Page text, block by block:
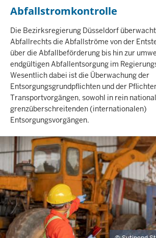
Abfallstromkontrolle
I
N
H
A
L
T
S
S
E
I
E
Die Bezirksregierung Düsseldorf
Abfallrechts die Abfallströme von der
über die Abfallbeförderung bis hin zur
endgültigen Abfallentsorgung im
Wesentlich dabei ist die Überwachung der
Entsorgungsgrundpflichten und der
Transportvorgängen, sowohl in rein
grenzüberschreitenden (internationalen)
Entsorgungsvorgängen.